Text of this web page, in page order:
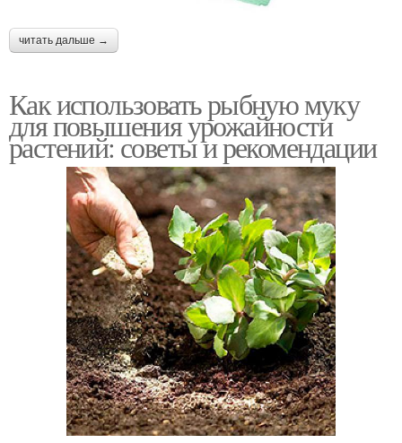
читать дальше →
Как использовать рыбную муку
для повышения урожайности
растений: советы и рекомендации